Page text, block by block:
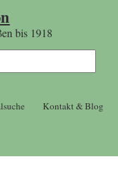
bis 1918
Kontakt & Blog